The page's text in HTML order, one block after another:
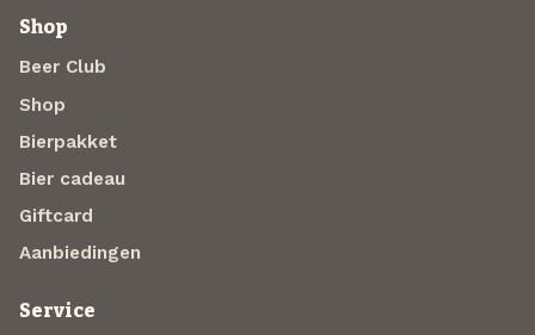
Shop
Beer Club
Shop
Bierpakket
Bier cadeau
Giftcard
Aanbiedingen
Service